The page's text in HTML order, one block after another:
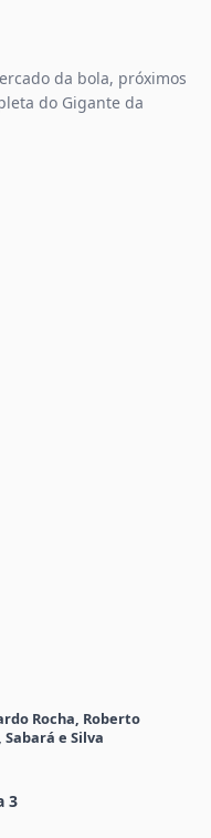
da bola, próximos
do Gigante da
Rocha, Roberto
e Silva
3